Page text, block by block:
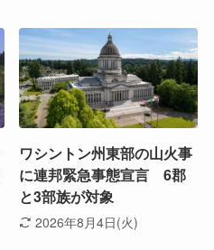
ワシントン州東部の山火事
に連邦緊急事態宣言 6郡
と3部族が対象
2026年8月4日(火)